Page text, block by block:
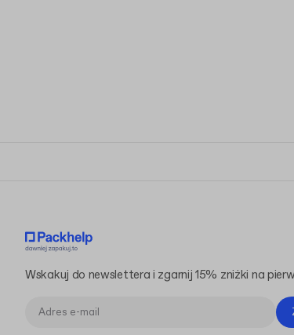
Wskakuj do newslettera i zgarnij 15% zniżki na